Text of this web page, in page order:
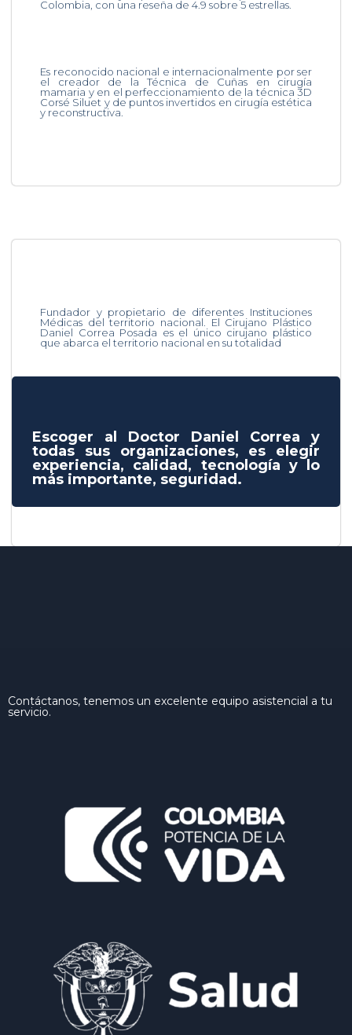
Colombia, con una reseña de 4.9 sobre 5 estrellas.
Es reconocido nacional e internacionalmente por ser
el creador de la Técnica de Cuñas en cirugía
mamaria y en el perfeccionamiento de la técnica 3D
Corsé Siluet y de puntos invertidos en cirugía estética
y reconstructiva.
Fundador y propietario de diferentes Instituciones
Médicas del territorio nacional. El Cirujano Plástico
Daniel Correa Posada es el único cirujano plástico
que abarca el territorio nacional en su totalidad
Escoger al Doctor Daniel Correa y
todas sus organizaciones, es elegir
experiencia, calidad, tecnología y lo
más importante, seguridad.
Contáctanos, tenemos un excelente equipo asistencial a tu
servicio.